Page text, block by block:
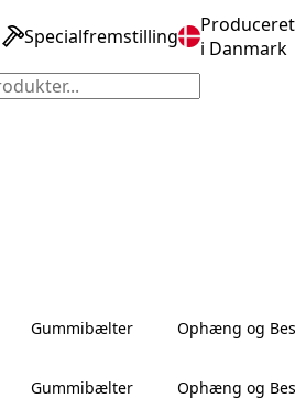
Specialfremstilling
Produceret
i Danmark
Gummibælter Ophæng og
Gummibælter Ophæng og